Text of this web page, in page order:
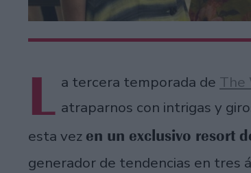
L a tercera temporada de The
atraparnos con intrigas y
esta vez en un exclusivo resort
generador de tendencias en tres